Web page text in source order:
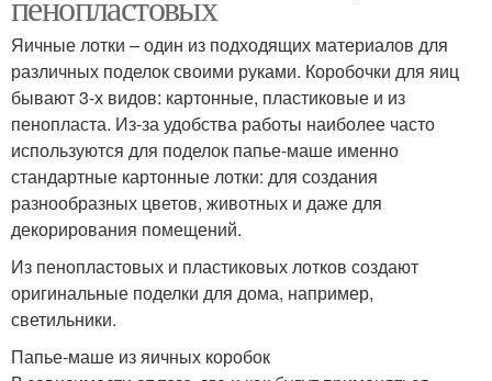
Яичные лотки – один из подходящих материалов для
различных поделок своими руками. Коробочки для яиц
бывают 3-х видов: картонные, пластиковые и из
пенопласта. Из-за удобства работы наиболее часто
используются для поделок папье-маше именно
стандартные картонные лотки: для создания
разнообразных цветов, животных и даже для
декорирования помещений.
Из пенопластовых и пластиковых лотков создают
оригинальные поделки для дома, например,
светильники.
Папье-маше из яичных коробок